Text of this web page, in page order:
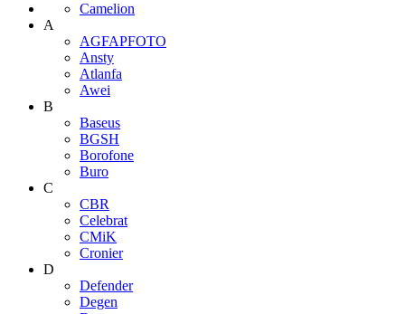
Camelion
A
AGFAPFOTO
Ansty
Atlanfa
Awei
B
Baseus
BGSH
Borofone
Buro
C
CBR
Celebrat
CMiK
Cronier
D
Defender
Degen